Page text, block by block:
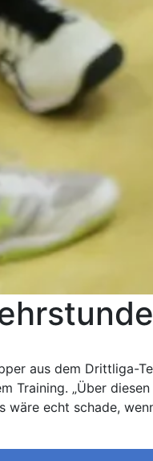
aus dem
Training. „Über
wäre echt schade,